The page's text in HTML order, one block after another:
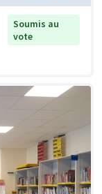
Soumis au
vote